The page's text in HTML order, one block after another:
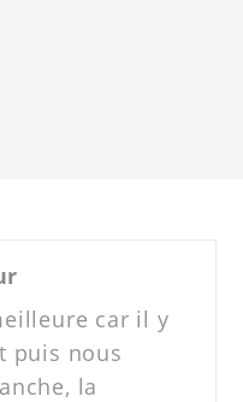
car il y
puis nous
la